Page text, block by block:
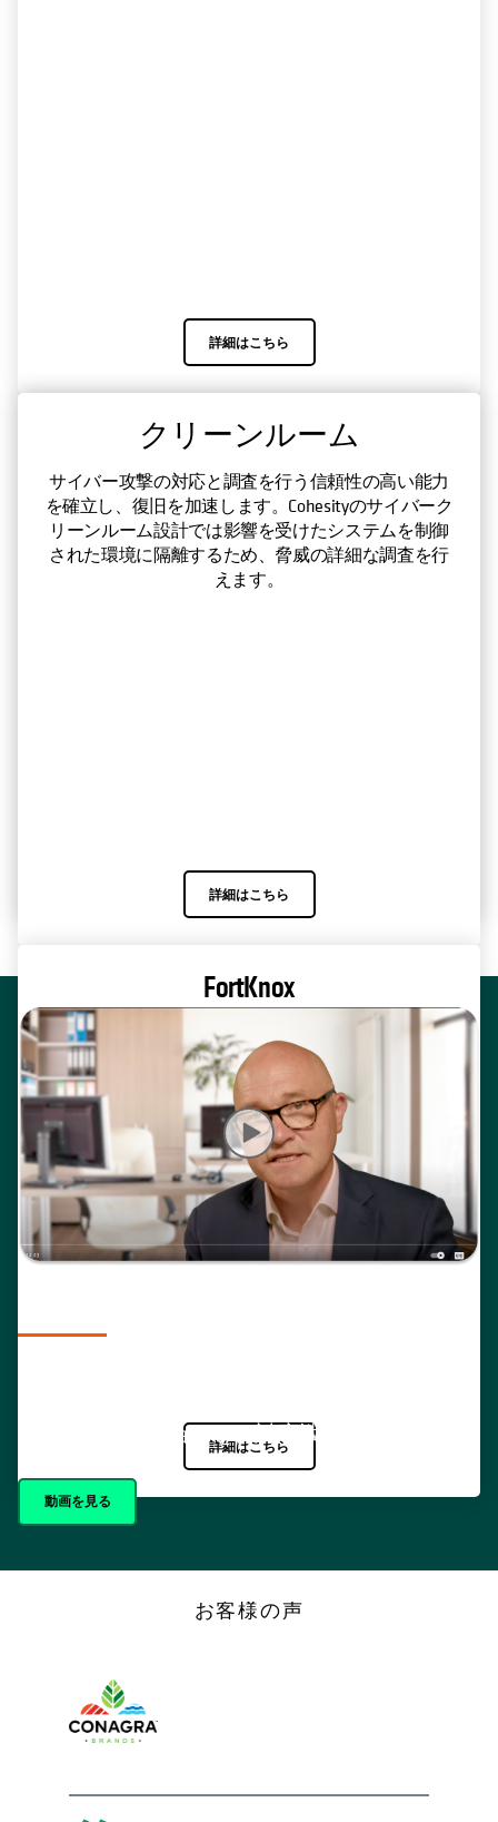
詳細はこちら
DataHawk
脅威の特定、攻撃の影響の評価、重要なデータの確
実な復旧を行い、脅威からの保護、サイバー保管
庫、機械学習ベースのデータ分類で、ランサムウェ
アから保護して復旧します。
詳細はこちら
クリーンルーム
サイバー攻撃の対応と調査を行う信頼性の高い能力
を確立し、復旧を加速します。Cohesityのサイバーク
リーンルーム設計では影響を受けたシステムを制御
された環境に隔離するため、脅威の詳細な調査を行
えます。
詳細はこちら
FortKnox
非常にセキュアなSaaSベースのサイバー保管庫で、
ランサムウェアレジリエンスを高めます。
詳細はこちら
このソリューションを、対応戦略の要に。
動画を見る
お客様の声